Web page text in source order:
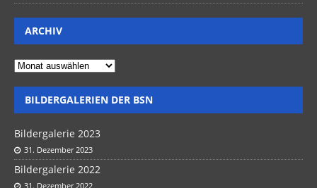
ARCHIV
BILDERGALERIEN DER BSN
Bildergalerie 2023
31. Dezember 2023
Bildergalerie 2022
31. Dezember 2022